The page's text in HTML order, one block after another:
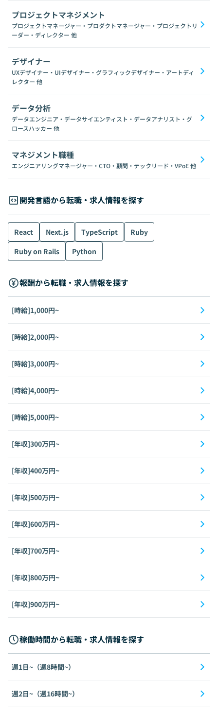
プロジェクトマネジメント
プロジェクトマネージャー・プロダクトマネージャー・プロジェクトリ
ーダー・ディレクター 他
デザイナー
UXデザイナー・UIデザイナー・グラフィックデザイナー・アートディ
レクター 他
データ分析
データエンジニア・データサイエンティスト・データアナリスト・グ
ロースハッカー 他
マネジメント職種
エンジニアリングマネージャー・CTO・顧問・テックリード・VPoE他
開発言語から転職・求人情報を探す
React Next.js TypeScript
Ruby
Ruby on Rails
Python
報酬から転職・求人情報を探す
[時給]1,000円~
[時給]2,000円~
[時給]3,000円~
[時給]4,000円~
[時給]5,000円~
[年収]300万円~
[年収]400万円~
[年収]500万円~
[年収]600万円~
[年収]700万円~
[年収]800万円~
[年収]900万円~
稼働時間から転職・求人情報を探す
週1日~（週8時間~）
週2日~（週16時間~）